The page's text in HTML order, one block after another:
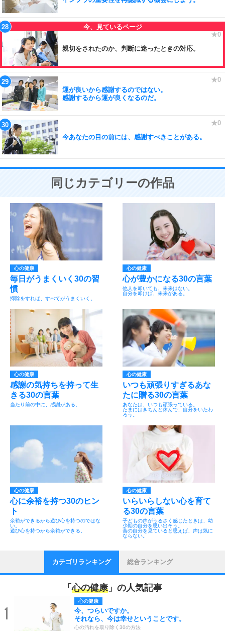
親切をされたのか、判断に迷ったときの対応。
運が良いから感謝するのではない。
感謝するから運が良くなるのだ。
今あなたの目の前には、感謝すべきことがある。
同じカテゴリーの作品
心の健康
毎日がうまくいく30の習
慣
掃除をすれば、すべてがうまくいく。
心の健康
心が豊かになる30の言葉
他人を叩いても、未来はない。
自分を叩けば、未来がある。
心の健康
感謝の気持ちを持って生
きる30の言葉
当たり前の中に、感謝がある。
心の健康
いつも頑張りすぎるあな
たに贈る30の言葉
あなたは、いつも頑張っている。
たまにはきちんと休んで、自分をいたわ
ろう。
心の健康
心に余裕を持つ30のヒン
ト
余裕ができるから遊び心を持つのではな
い。
遊び心を持つから余裕ができる。
心の健康
いらいらしない心を育て
る30の言葉
子どもの声がうるさく感じたときは、幼
少期の自分を思い出そう。
昔の自分を見ていると思えば、声は気に
ならない。
カテゴリランキング 総合ランキング
「心の健康」の人気記事
1
心の健康
今、つらいですか。
それなら、今は幸せということです。
心の汚れを取り除く30の方法